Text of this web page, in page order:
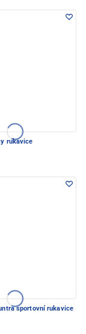
rukavice
sportovní rukavice